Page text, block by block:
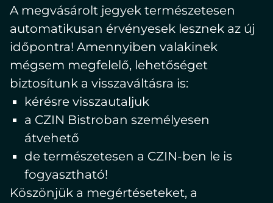
A megvásárolt jegyek természetesen
automatikusan érvényesek lesznek az új
időpontra! Amennyiben valakinek
mégsem megfelelő, lehetőséget
biztosítunk a visszaváltásra is:
kérésre visszautaljuk
a CZIN Bistroban személyesen
átvehető
de természetesen a CZIN-ben le is
fogyasztható!
Köszönjük a megértéseteket, a